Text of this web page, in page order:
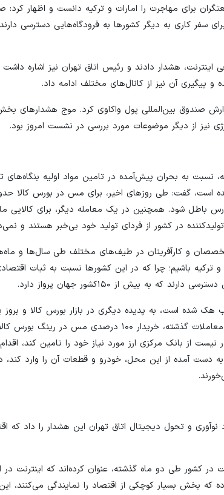
برای مهاجرت را امارات و ترکیه دانست و اظهار کرد:
هشدار دادند و رئیس اتاق تهران نیز اشاره داشت
پیگیری آن نیز از کانال‌های مختلف ادامه داد.
صندوق بین‌المللی پول واکاوی کرد. موج هشدارهای
از دیگر موضوعات مورد بررسی در نشست امروز بود.
به بحران پیش‌آمده در تامین مواد اولیه بنگاه‌های
در کشور از فردای تولید خود بی‌خبر هستند و
و کارآفرینان در طیف‌های مختلف طی سال‌ها و
باشیم؛ چرا که در این کشورها نسبت به ثبات
بیش از ۱۵۰کشور جهان پرواز دارد.
شده‌ است، به پدیده دیگری در بازار بورس کالا و
دسترسی صنایع به مواد اولیه مورد نیاز خود، اشاره کرد و افزود: طی معاملات
از بانک مرکزی ارز مورد نیاز خود را تامین کند،
به دست آمده از این محل، خودرو و قطعات آن را وارد کند،
و تحول دیجیتال اتاق تهران این هشدار را داد که
کشور طی دو ماه گذشته، عنوان کرده‌اند که اینترنت در
که بخش بسیار کوچکی از اقتصاد را نمایندگی می‌کنند،